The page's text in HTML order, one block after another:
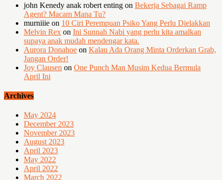
john Kenedy anak robert enting on Bekerja Sebagai Ramp
Agent? Macam Mana Tu?
murniiie on 10 Ciri Perempuan Psiko Yang Perlu Dielakkan
Melvin Rex on Ini Sunnah Nabi yang perlu kita amalkan
supaya anak mudah mendengar kata.
Aurora Donahoe on Kalau Ada Orang Minta Orderkan Grab,
Jangan Order!
Joy Clausen on One Punch Man Musim Kedua Bermula
April Ini
Archives
May 2024
December 2023
November 2023
August 2023
April 2023
May 2022
April 2022
March 2022